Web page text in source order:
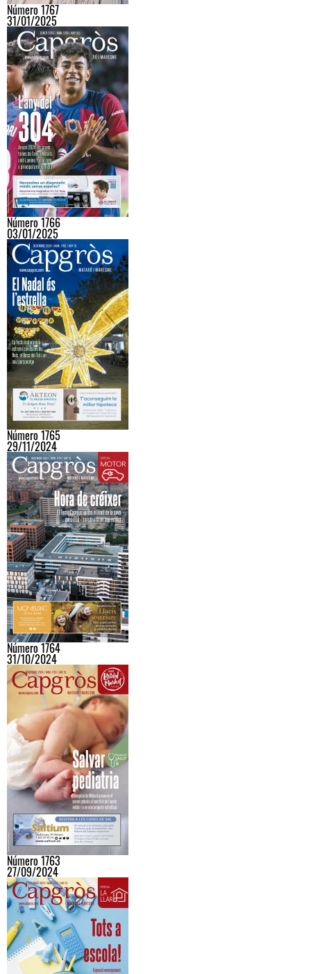
Número 1767
31/01/2025
Número 1766
03/01/2025
Número 1765
29/11/2024
Número 1764
31/10/2024
Número 1763
27/09/2024